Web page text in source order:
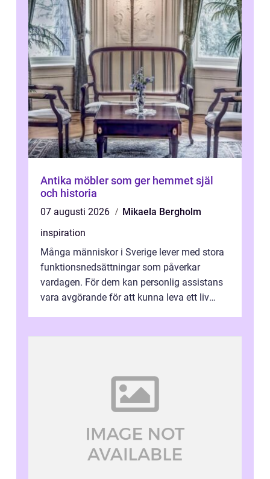
Antika möbler som ger hemmet själ
och historia
07 augusti 2026
Mikaela Bergholm
inspiration
Många människor i Sverige lever med stora
funktionsnedsättningar som påverkar
vardagen. För dem kan personlig assistans
vara avgörande för att kunna leva ett liv